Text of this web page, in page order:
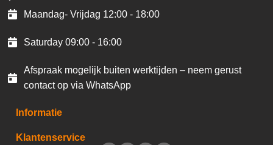
Maandag- Vrijdag 12:00 - 18:00
Saturday 09:00 - 16:00
Afspraak mogelijk buiten werktijden – neem gerust
contact op via WhatsApp
Informatie
Klantenservice